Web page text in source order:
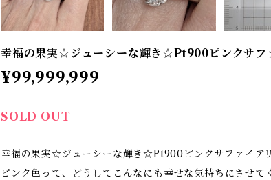
幸福の果実☆ジューシーな輝き☆Pt900ピンクサフ
¥99,999,999
SOLD OUT
幸福の果実☆ジューシーな輝き☆Pt900ピンクサファイアリ
ピンク色って、どうしてこんなにも幸せな気持ちにさせ